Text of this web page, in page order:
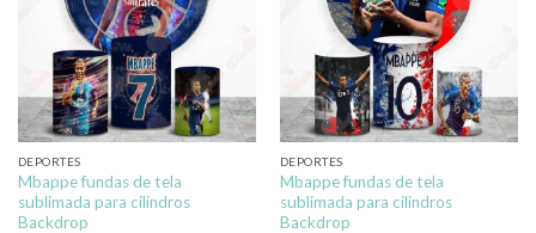
DEPORTES
Mbappe fundas de tela
sublimada para cilindros
Backdrop
DEPORTES
Mbappe fundas de tela
sublimada para cilindros
Backdrop